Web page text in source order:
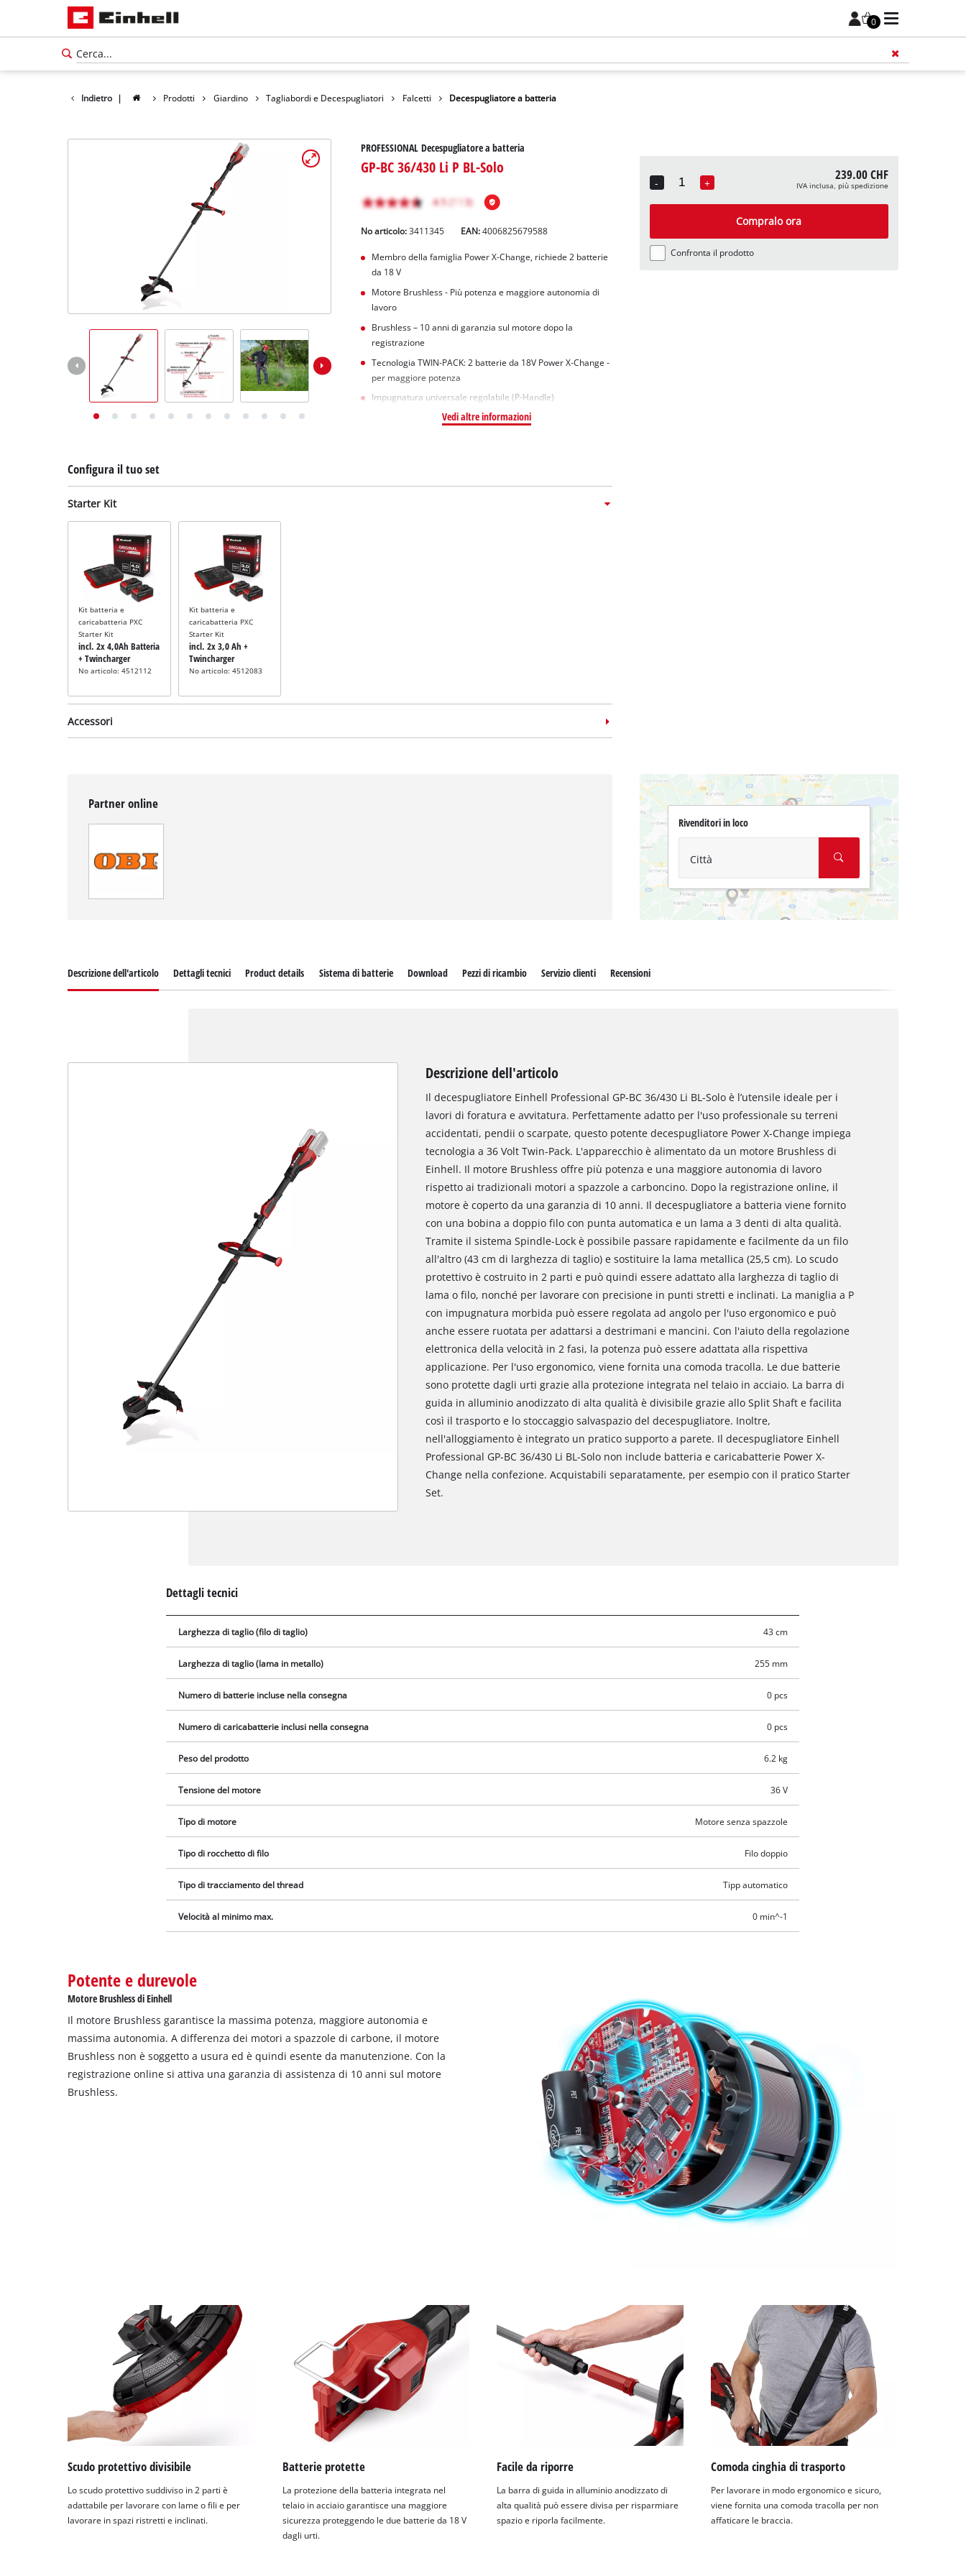
0
Indietro | Prodotti Giardino Tagliabordi e Decespugliatori Falcetti Decespugliatore a batteria
PROFESSIONAL Decespugliatore a batteria
GP-BC 36/430 Li P BL-Solo
No articolo:3411345 EAN:4006825679588
Membro della famiglia Power X-Change, richiede 2 batterie
da 18 V
Motore Brushless - Più potenza e maggiore autonomia di
lavoro
Brushless – 10 anni di garanzia sul motore dopo la
registrazione
Tecnologia TWIN-PACK: 2 batterie da 18V Power X-Change -
per maggiore potenza
Impugnatura universale regolabile (P-Handle)
Vedi altre informazioni
Configura il tuo set
Starter Kit
Kit batteria e
caricabatteria PXC
Starter Kit
incl. 2x 4,0Ah Batteria
+ Twincharger
No articolo: 4512112
Kit batteria e
caricabatteria PXC
Starter Kit
incl. 2x 3,0 Ah +
Twincharger
No articolo: 4512083
Accessori
per cespugli
No articolo: 3405082
-
Quantity
+ 239.00 CHF
IVA inclusa, più spedizione
Compralo ora
Confronta il prodotto
Partner online
Rivenditori in loco
Città
visitor. The website owner needs to setup
to the list of technologies used.
Descrizione dell'articolo Dettagli tecnici Product details Sistema di batterie Download Pezzi di ricambio Servizio clienti Recensioni
Descrizione dell'articolo
Il decespugliatore Einhell Professional GP-BC 36/430 Li BL-Solo è l’utensile ideale per i
lavori di foratura e avvitatura. Perfettamente adatto per l'uso professionale su terreni
accidentati, pendii o scarpate, questo potente decespugliatore Power X-Change impiega
tecnologia a 36 Volt Twin-Pack. L'apparecchio è alimentato da un motore Brushless di
Einhell. Il motore Brushless offre più potenza e una maggiore autonomia di lavoro
rispetto ai tradizionali motori a spazzole a carboncino. Dopo la registrazione online, il
motore è coperto da una garanzia di 10 anni. Il decespugliatore a batteria viene fornito
con una bobina a doppio filo con punta automatica e un lama a 3 denti di alta qualità.
Tramite il sistema Spindle-Lock è possibile passare rapidamente e facilmente da un filo
all'altro (43 cm di larghezza di taglio) e sostituire la lama metallica (25,5 cm). Lo scudo
protettivo è costruito in 2 parti e può quindi essere adattato alla larghezza di taglio di
lama o filo, nonché per lavorare con precisione in punti stretti e inclinati. La maniglia a P
con impugnatura morbida può essere regolata ad angolo per l'uso ergonomico e può
anche essere ruotata per adattarsi a destrimani e mancini. Con l'aiuto della regolazione
elettronica della velocità in 2 fasi, la potenza può essere adattata alla rispettiva
applicazione. Per l'uso ergonomico, viene fornita una comoda tracolla. Le due batterie
sono protette dagli urti grazie alla protezione integrata nel telaio in acciaio. La barra di
guida in alluminio anodizzato di alta qualità è divisibile grazie allo Split Shaft e facilita
così il trasporto e lo stoccaggio salvaspazio del decespugliatore. Inoltre,
nell'alloggiamento è integrato un pratico supporto a parete. Il decespugliatore Einhell
Professional GP-BC 36/430 Li BL-Solo non include batteria e caricabatterie Power X-
Change nella confezione. Acquistabili separatamente, per esempio con il pratico Starter
Set.
Dettagli tecnici
Larghezza di taglio (filo di taglio) 43 cm
Larghezza di taglio (lama in metallo) 255 mm
Numero di batterie incluse nella consegna 0 pcs
Numero di caricabatterie inclusi nella consegna 0 pcs
Peso del prodotto 6.2 kg
Tensione del motore 36 V
Tipo di motore Motore senza spazzole
Tipo di rocchetto di filo Filo doppio
Tipo di tracciamento del thread Tipp automatico
Velocità al minimo max. 0 min^-1
Potente e durevole
Motore Brushless di Einhell
Il motore Brushless garantisce la massima potenza, maggiore autonomia e
massima autonomia. A differenza dei motori a spazzole di carbone, il motore
Brushless non è soggetto a usura ed è quindi esente da manutenzione. Con la
registrazione online si attiva una garanzia di assistenza di 10 anni sul motore
Brushless.
Scudo protettivo divisibile
Lo scudo protettivo suddiviso in 2 parti è
adattabile per lavorare con lame o fili e per
lavorare in spazi ristretti e inclinati.
Batterie protette
La protezione della batteria integrata nel
telaio in acciaio garantisce una maggiore
sicurezza proteggendo le due batterie da 18 V
dagli urti.
Facile da riporre
La barra di guida in alluminio anodizzato di
alta qualità può essere divisa per risparmiare
spazio e riporla facilmente.
Comoda cinghia di trasporto
Per lavorare in modo ergonomico e sicuro,
viene fornita una comoda tracolla per non
affaticare le braccia.